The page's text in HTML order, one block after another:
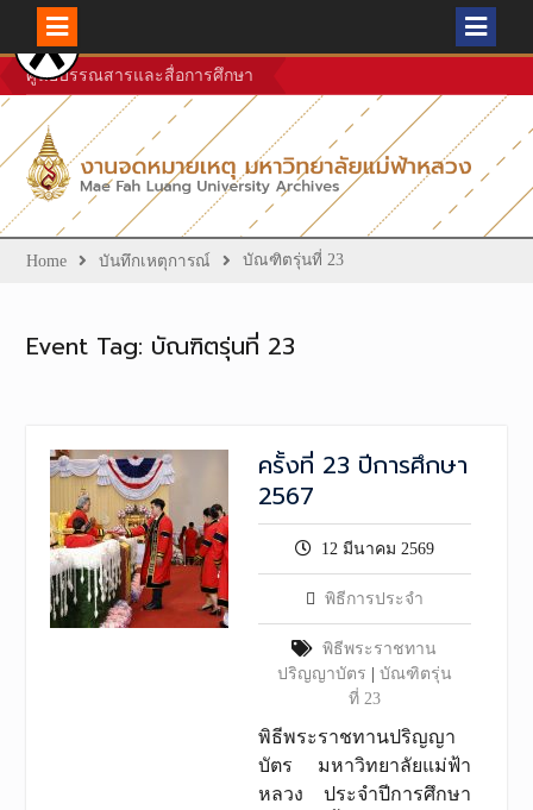
Skip
to
content
ศูนย์บรรณสารและสื่อการศึกษา
Home บันทึกเหตุการณ์ บัณฑิตรุ่นที่ 23
Event Tag: บัณฑิตรุ่นที่ 23
ครั้งที่ 23 ปีการศึกษา
2567
12 มีนาคม 2569
พิธีการประจำ
พิธีพระราชทาน
ปริญญาบัตร
บัณฑิตรุ่น
ที่ 23
พิธีพระราชทานปริญญา
บัตร มหาวิทยาลัยแม่ฟ้า
หลวง ประจำปีการศึกษา